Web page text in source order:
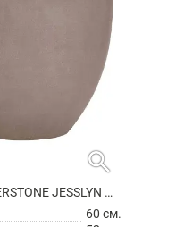
search
КАШПО FIBERSTONE JESSLYN M, TAUPE
60 см.